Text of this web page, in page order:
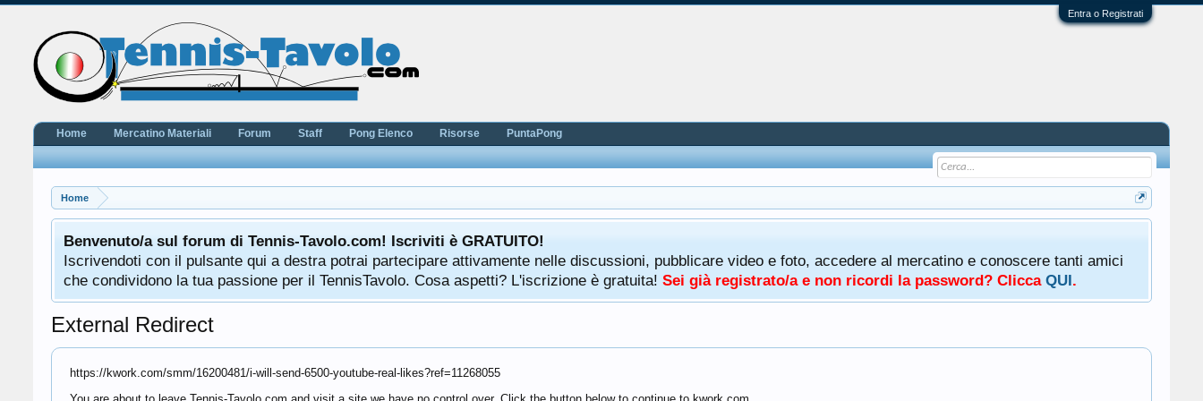
Entra o Registrati
Home
Benvenuto/a sul forum di Tennis-Tavolo.com! Iscriviti è GRATUITO!
Iscrivendoti con il pulsante qui a destra potrai partecipare attivamente nelle discussioni, pubblicare video e foto, accedere al mercatino e conoscere tanti amici
che condividono la tua passione per il TennisTavolo. Cosa aspetti? L'iscrizione è gratuita! Sei già registrato/a e non ricordi la password? Clicca QUI.
External Redirect
https://kwork.com/smm/16200481/i-will-send-6500-youtube-real-likes?ref=11268055
Home Mercatino Materiali Forum Staff Pong Elenco Risorse PuntaPong